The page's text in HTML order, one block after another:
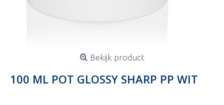
Bekijk product
100 ML POT GLOSSY SHARP PP WIT